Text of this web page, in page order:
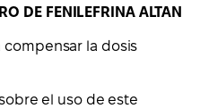
DE FENILEFRINA ALTAN
compensar la dosis
el uso de este